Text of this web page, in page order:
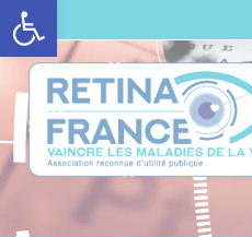
Panneau de gestion des cookies
Ouvrir la barre d’outils